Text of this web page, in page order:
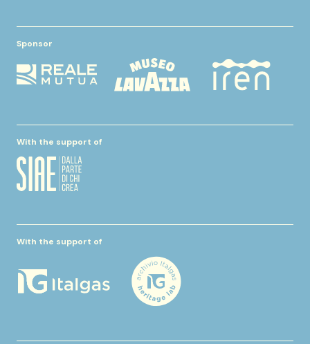
Sponsor
With the support of
With the support of